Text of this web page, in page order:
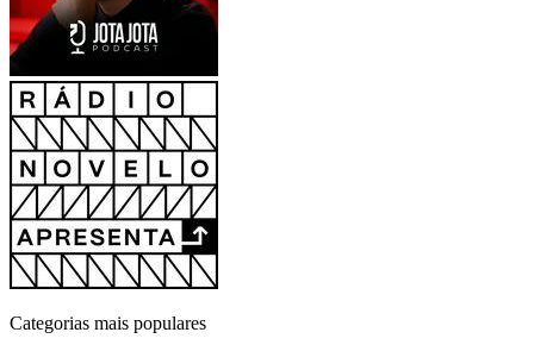
Categorias mais populares